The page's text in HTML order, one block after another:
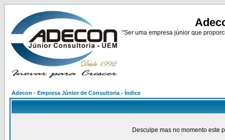
"Ser uma empresa júnior que
Adecon - Empresa Júnior de Consultoria - Índice
Desculpe mas no momento este